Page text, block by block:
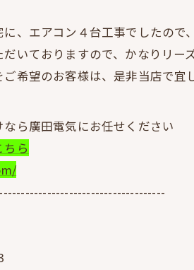
、エアコン４台工事でしたので、
いておりますので、かなりリー
希望のお客様は、是非当店で宜
ら廣田電気にお任せください
ら